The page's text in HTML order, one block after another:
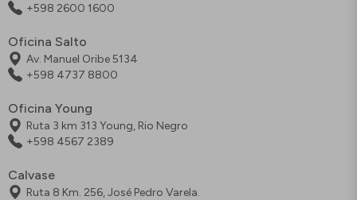
+598 2600 1600
Oficina Salto
Av. Manuel Oribe 5134
+598 4737 8800
Oficina Young
Ruta 3 km 313 Young, Rio Negro
+598 4567 2389
Calvase
Ruta 8 Km. 256, José Pedro Varela.